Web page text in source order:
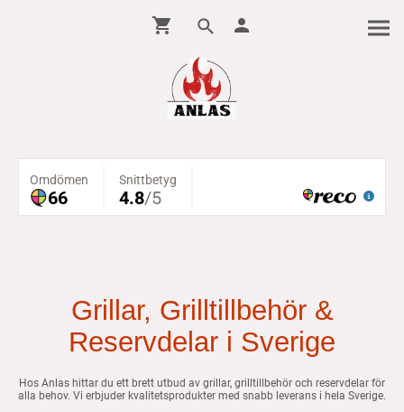
Grillar, Grilltillbehör &
Reservdelar i Sverige
Hos Anlas hittar du ett brett utbud av grillar, grilltillbehör och reservdelar för
alla behov. Vi erbjuder kvalitetsprodukter med snabb leverans i hela Sverige.